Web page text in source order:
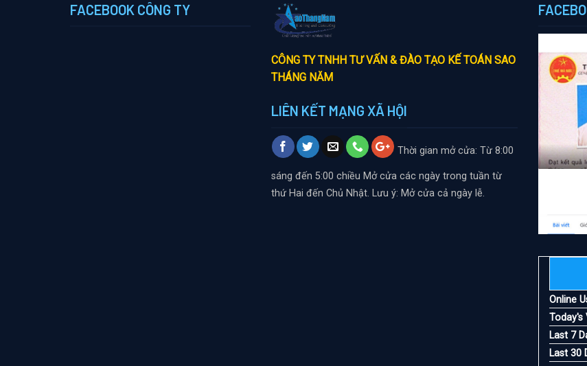
FACEBOOK CÔNG TY
CÔNG TY TNHH TƯ VẤN & ĐÀO TẠO KẾ TOÁN SAO
THÁNG NĂM
LIÊN KẾT MẠNG XÃ HỘI
Thời gian mở cửa: Từ 8:00
sáng đến 5:00 chiều Mở cửa các ngày trong tuần từ
thứ Hai đến Chủ Nhật. Lưu ý: Mở cửa cả ngày lễ.
Online
Today's
Last 7
Last 30